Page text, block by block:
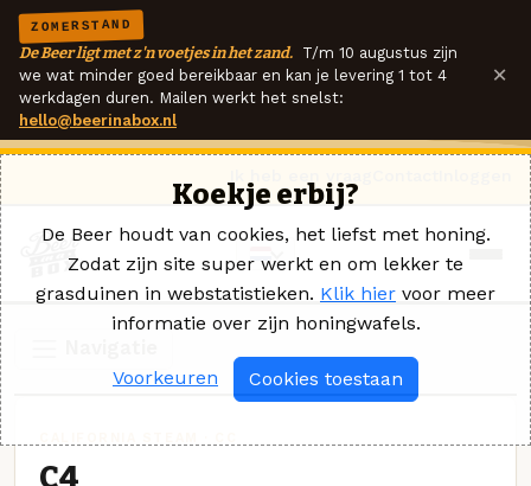
ZOMERSTAND
De Beer ligt met z'n voetjes in het zand. T/m 10 augustus zijn
we wat minder goed bereikbaar en kan je levering 1 tot 4
werkdagen duren. Mailen werkt het snelst:
hello@beerinabox.nl
×
C4
Koekje erbij?
De Beer houdt van cookies, het liefst met honing.
Zodat zijn site super werkt en om lekker te
grasduinen in webstatistieken. Klik hier voor meer
informatie over zijn honingwafels.
Voorkeuren Cookies toestaan